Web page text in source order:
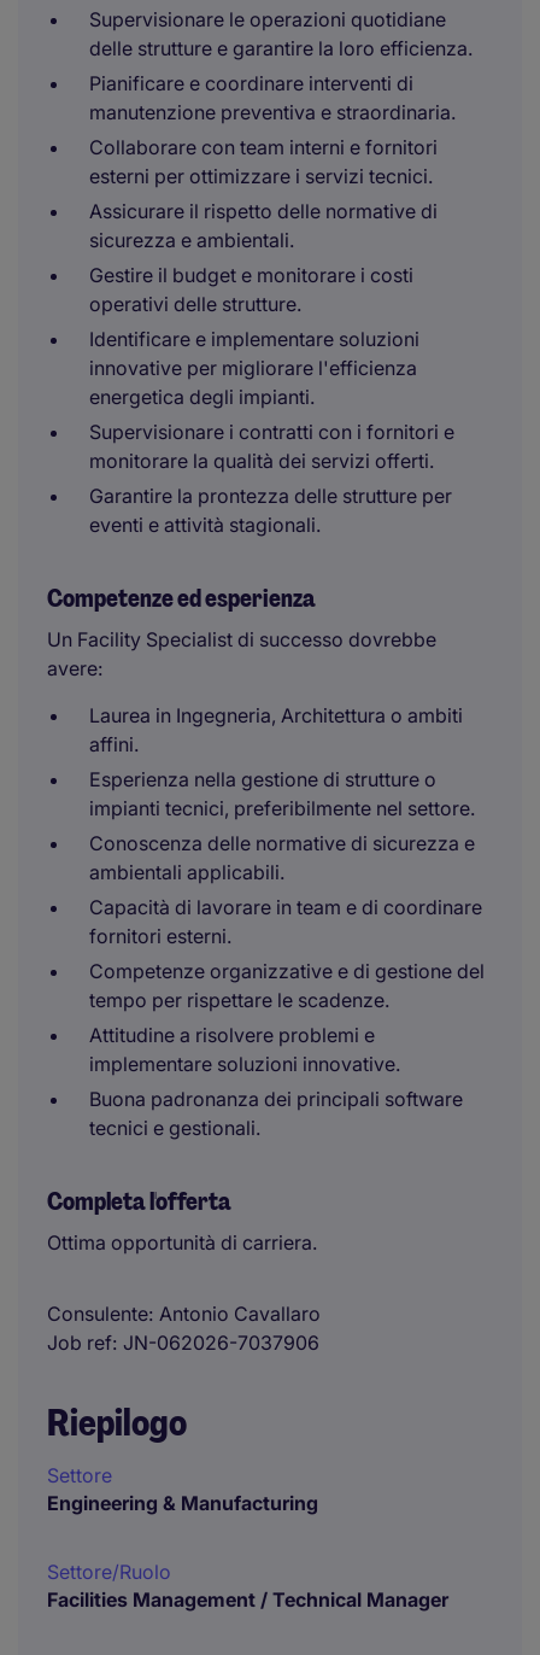
Supervisionare le operazioni quotidiane
delle strutture e garantire la loro efficienza.
Pianificare e coordinare interventi di
manutenzione preventiva e straordinaria.
Collaborare con team interni e fornitori
esterni per ottimizzare i servizi tecnici.
Assicurare il rispetto delle normative di
sicurezza e ambientali.
Gestire il budget e monitorare i costi
operativi delle strutture.
Identificare e implementare soluzioni
innovative per migliorare l'efficienza
energetica degli impianti.
Supervisionare i contratti con i fornitori e
monitorare la qualità dei servizi offerti.
Garantire la prontezza delle strutture per
eventi e attività stagionali.
Competenze ed esperienza
Un Facility Specialist di successo dovrebbe
avere:
Laurea in Ingegneria, Architettura o ambiti
affini.
Esperienza nella gestione di strutture o
impianti tecnici, preferibilmente nel settore.
Conoscenza delle normative di sicurezza e
ambientali applicabili.
Capacità di lavorare in team e di coordinare
fornitori esterni.
Competenze organizzative e di gestione del
tempo per rispettare le scadenze.
Attitudine a risolvere problemi e
implementare soluzioni innovative.
Buona padronanza dei principali software
tecnici e gestionali.
Completa l'offerta
Ottima opportunità di carriera.
Consulente Antonio Cavallaro
Job ref JN-062026-7037906
Riepilogo
Settore
Engineering & Manufacturing
Settore/Ruolo
Facilities Management / Technical Manager